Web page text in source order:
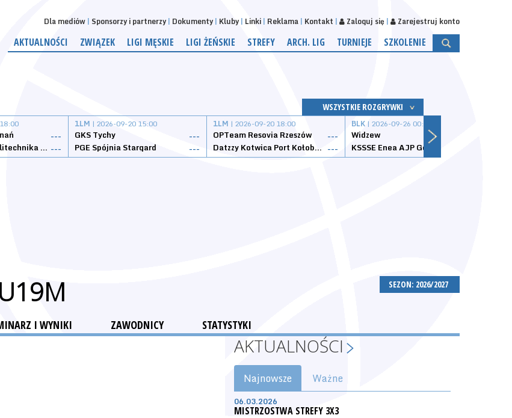
Dla mediów Sponsorzy i partnerzy Dokumenty Kluby Linki Reklama Kontakt Zaloguj się Zarejestruj konto
AKTUALNOŚCI ZWIĄZEK LIGI MĘSKIE LIGI ŻEŃSKIE STREFY ARCH. LIG TURNIEJE SZKOLENIE
WSZYSTKIE ROZGRYWKI
---
Weegree AZS Politechnika Opolska ---
1LM | 2026-09-20 15:00
GKS Tychy
---
PGE Spójnia Stargard
---
1LM | 2026-09-20 18:00
OPTeam Resovia Rzeszów
---
Datzzy Kotwica Port Kołobrzeg ---
BLK | 2026-09-26 00:00
Widzew
SEZON: 2026/2027
I WYNIKI ZAWODNICY STATYSTYKI
AKTUALNOŚCI
Najnowsze Ważne
06.03.2026
MISTRZOSTWA STREFY 3X3